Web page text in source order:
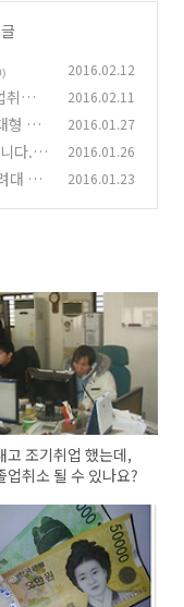
2016.02.12
취소
2016.02.11
형 엔
2016.01.27
다.
2016.01.26
대 vs
2016.01.23
고 조기취업 했는데,
업취소 될 수 있나요?